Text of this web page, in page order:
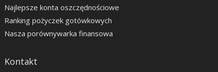
Najlepsze konta oszczędnościowe
Ranking pożyczek gotówkowych
Nasza porównywarka finansowa
Kontakt